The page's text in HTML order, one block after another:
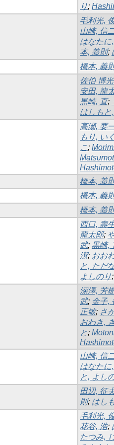
り;
毛利光,
山崎, 信
はなたに
本, 義則;
橋本, 義
佐伯 博光
安田, 龍
黒崎, 直;
はしもと
高瀬, 要
もり, い
こ;
橋本, 義
橋本, 義
橋本, 義
西口, 壽
龍太郎;
武; 黒崎,
潔; おお
と, ただ
よしのり;
深澤, 芳
武; 金子,
正敏; さ
おわき,
と;
山崎, 信
はなたに
と, よし
田辺, 征
則; はし
毛利光,
花谷, 浩;
たつみ,